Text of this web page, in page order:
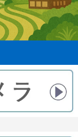
今日の白米千枚田